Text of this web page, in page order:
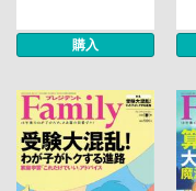
購入